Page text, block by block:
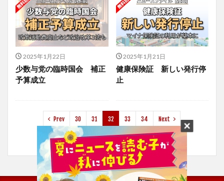
2025年1月22日
少数与党の臨時国会 補正
予算成立
2025年1月21日
健康保険証 新しい発行停
止
Prev 30 31 32 33 34 Next